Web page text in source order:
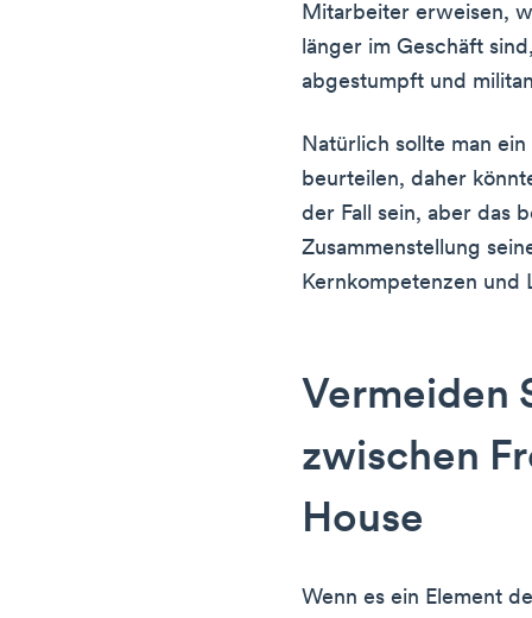
Mitarbeiter erweisen,
länger im Geschäft
abgestumpft und
Natürlich sollte man
beurteilen, daher
der Fall sein, aber das
Zusammenstellung
Kernkompetenzen und
Vermeiden
zwischen
House
Wenn es ein Element